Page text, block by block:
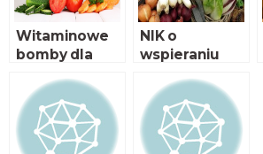
Witaminowe
bomby dla
NIK o
wspieraniu
rolnictwa
ekologiczneg